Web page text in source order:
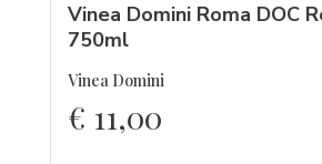
Vinea Domini Roma DOC
750ml
Vinea Domini
€ 11,00